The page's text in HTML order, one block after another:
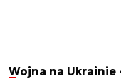
Wojna na